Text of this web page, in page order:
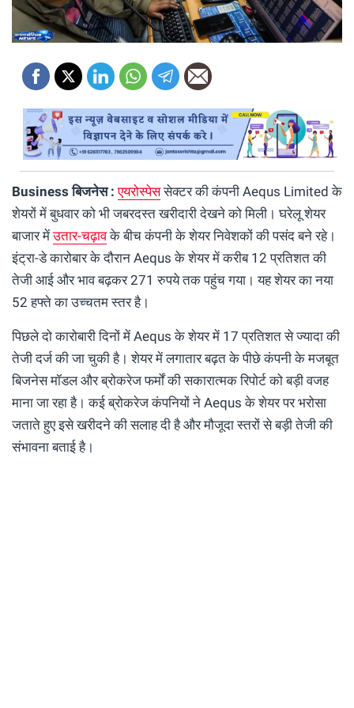
Business बिजनेस :एयरोस्पेससेक्टर की कंपनी Aequs Limited के
शेयरों में बुधवार को भी जबरदस्त खरीदारी देखने को मिली। घरेलू शेयर
बाजार मेंउतार-चढ़ावके बीच कंपनी के शेयर निवेशकों की पसंद बने रहे।
इंट्रा-डे कारोबार के दौरान Aequs के शेयर में करीब 12 प्रतिशत की
तेजी आई और भाव बढ़कर 271 रुपये तक पहुंच गया। यह शेयर का नया
52 हफ्ते का उच्चतम स्तर है।
पिछले दो कारोबारी दिनों में Aequs के शेयर में 17 प्रतिशत से ज्यादा की
तेजी दर्ज की जा चुकी है। शेयर में लगातार बढ़त के पीछे कंपनी के मजबूत
बिजनेस मॉडल और ब्रोकरेज फर्मों की सकारात्मक रिपोर्ट को बड़ी वजह
माना जा रहा है। कई ब्रोकरेज कंपनियों ने Aequs के शेयर पर भरोसा
जताते हुए इसे खरीदने की सलाह दी है और मौजूदा स्तरों से बड़ी तेजी की
संभावना बताई है।